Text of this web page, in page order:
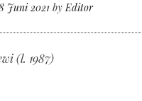
Juni 2021 byEditor
(l. 1987)